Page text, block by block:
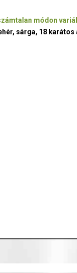
módon
sárga, 18